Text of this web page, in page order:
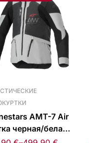
AMT-7 Air
черная/белая/